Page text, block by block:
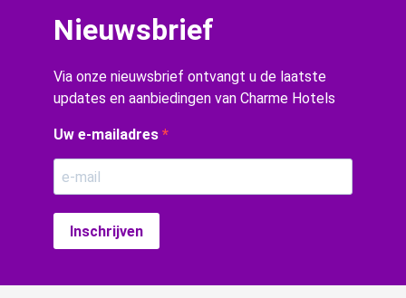
Nieuwsbrief
Via onze nieuwsbrief ontvangt u de laatste
updates en aanbiedingen van Charme Hotels
Uw e-mailadres
Inschrijven